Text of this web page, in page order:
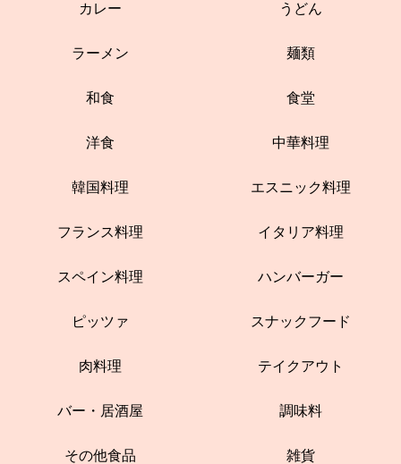
カレー うどん
ラーメン 麺類
和食 食堂
洋食 中華料理
韓国料理 エスニック料理
フランス料理 イタリア料理
スペイン料理 ハンバーガー
ピッツァ スナックフード
肉料理 テイクアウト
バー・居酒屋 調味料
その他食品 雑貨